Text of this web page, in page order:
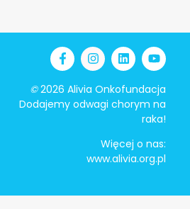
©2026 Alivia Onkofundacja
Dodajemy odwagi chorym na
raka!
Więcej o nas:
www.alivia.org.pl